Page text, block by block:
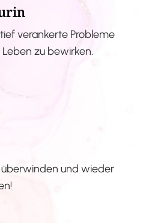
verankerte Probleme
zu bewirken.
und wieder